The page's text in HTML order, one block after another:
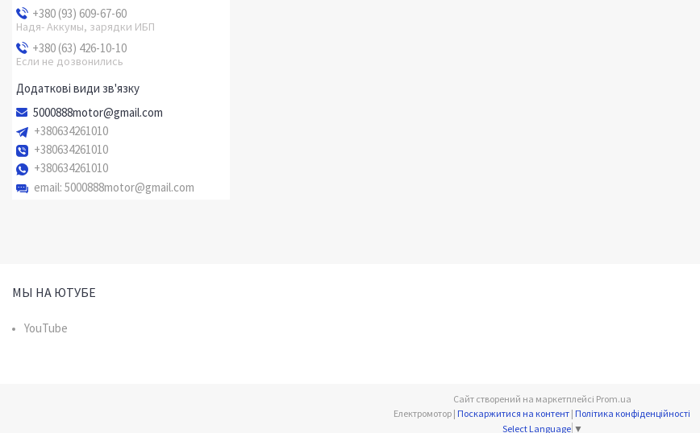
+380 (93) 609-67-60
Надя- Аккумы, зарядки ИБП
+380 (63) 426-10-10
Если не дозвонились
5000888motor@gmail.com
+380634261010
+380634261010
+380634261010
email 5000888motor@gmail.com
МЫ НА ЮТУБЕ
YouTube
Сайт створений на маркетплейсі Prom.ua
Електромотор | Поскаржитися на контент | Політика конфіденційності
Select Language ▼